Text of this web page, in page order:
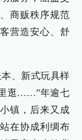
商贩秩序规范
营造安心、舒
、新式玩具样
逛……”年逾七
镇，后来又成
在协成利绸布